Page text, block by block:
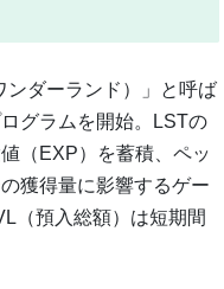
ンダーランド）」と呼ば
グラムを開始。LSTの
（EXP）を蓄積、ペッ
獲得量に影響するゲー
（預入総額）は短期間